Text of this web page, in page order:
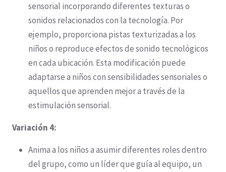
sensorial incorporando diferentes texturas o
sonidos relacionados con la tecnología. Por
ejemplo, proporciona pistas texturizadas a los
niños o reproduce efectos de sonido tecnológicos
en cada ubicación. Esta modificación puede
adaptarse a niños con sensibilidades sensoriales o
aquellos que aprenden mejor a través de la
estimulación sensorial.
Variación 4:
Anima a los niños a asumir diferentes roles dentro
del grupo, como un líder que guía al equipo, un